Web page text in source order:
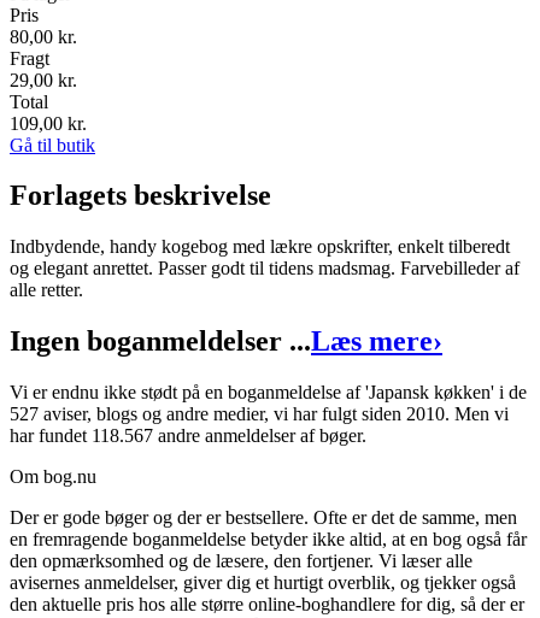
Pris
80,00 kr.
Fragt
29,00 kr.
Total
109,00 kr.
Gå til butik
Forlagets beskrivelse
Indbydende, handy kogebog med lækre opskrifter, enkelt tilberedt
og elegant anrettet. Passer godt til tidens madsmag. Farvebilleder af
alle retter.
Ingen boganmeldelser ...Læs mere›
Vi er endnu ikke stødt på en boganmeldelse af 'Japansk køkken' i de
527 aviser, blogs og andre medier, vi har fulgt siden 2010. Men vi
har fundet 118.567 andre anmeldelser af bøger.
Om bog.nu
Der er gode bøger og der er bestsellere. Ofte er det de samme, men
en fremragende boganmeldelse betyder ikke altid, at en bog også får
den opmærksomhed og de læsere, den fortjener. Vi læser alle
avisernes anmeldelser, giver dig et hurtigt overblik, og tjekker også
den aktuelle pris hos alle større online-boghandlere for dig, så der er